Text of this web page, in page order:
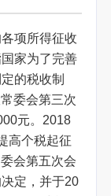
项所得征收
家为了完善
的税收制
委会第三次
元。2018
高个税起征
会第五次会
定，并于20